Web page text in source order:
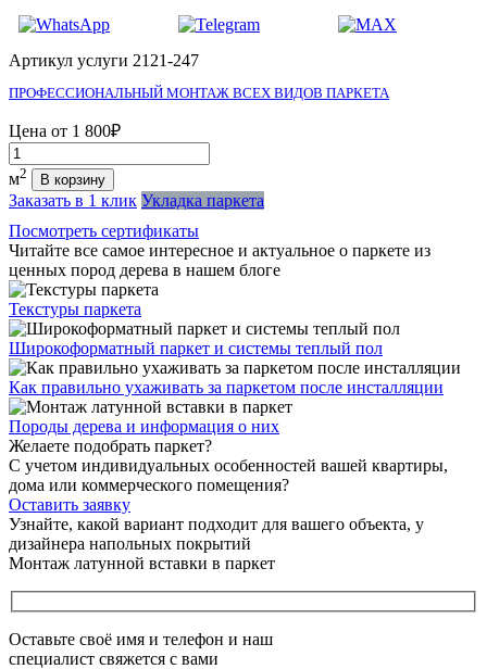
Артикул услуги 2121-247
ПРОФЕССИОНАЛЬНЫЙ МОНТАЖ ВСЕХ ВИДОВ ПАРКЕТА
Цена от 1 800₽
Количество
м2 В корзину
Заказать в 1 клик Укладка паркета
Посмотреть сертификаты
Читайте все самое интересное и актуальное о паркете из
ценных пород дерева в нашем блоге
Текстуры паркета
Широкоформатный паркет и системы теплый пол
Как правильно ухаживать за паркетом после инсталляции
Породы дерева и информация о них
Желаете подобрать паркет?
С учетом индивидуальных особенностей вашей квартиры,
дома или коммерческого помещения?
Оставить заявку
Узнайте, какой вариант подходит для вашего объекта, у
дизайнера напольных покрытий
Монтаж латунной вставки в паркет
Оставьте своё имя и телефон и наш
специалист свяжется с вами